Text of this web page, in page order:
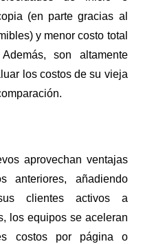
(en parte gracias al
y menor costo total
son altamente
los costos de su vieja
aprovechan ventajas
anteriores, añadiendo
clientes activos a
los equipos se aceleran
costos por página o